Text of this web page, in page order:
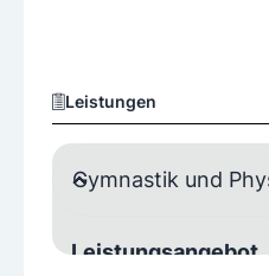
Leistungen
Gymnastik und
Leistungsangebot